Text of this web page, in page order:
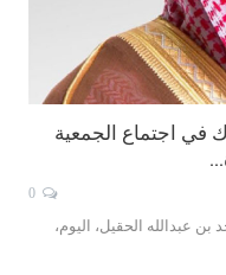
في اجتماع الجمعية
بن عبدالله الحقيل، اليوم،